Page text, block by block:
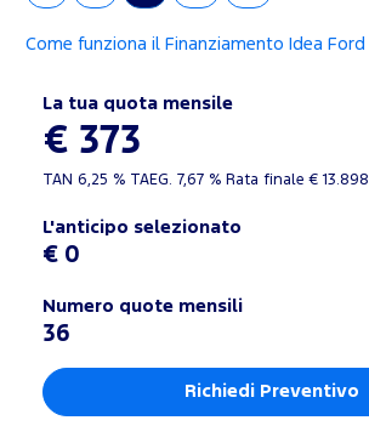
Come funziona il Finanziamento Idea Ford
La tua quota mensile
€ 373
TAN 6,25 % TAEG. 7,67 % Rata finale € 13.898
L'anticipo selezionato
€ 0
Numero quote mensili
36
Richiedi Preventivo